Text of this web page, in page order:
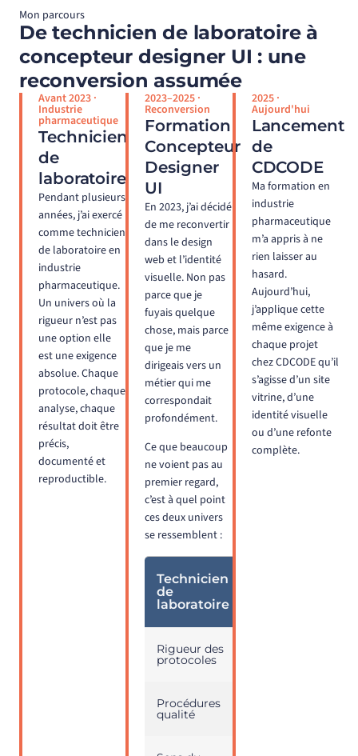
Mon parcours
De technicien de laboratoire à
concepteur designer UI : une
reconversion assumée
Avant 2023 ·
Industrie
pharmaceutique
Technicien
de
laboratoire
Pendant plusieurs
années, j’ai exercé
comme technicien
de laboratoire en
industrie
pharmaceutique.
Un univers où la
rigueur n’est pas
une option elle
est une exigence
absolue. Chaque
protocole, chaque
analyse, chaque
résultat doit être
précis,
documenté et
reproductible.
2023–2025 ·
Reconversion
Formation
Concepteur
Designer
UI
En 2023, j’ai décidé
de me reconvertir
dans le design
web et l’identité
visuelle. Non pas
parce que je
fuyais quelque
chose, mais parce
que je me
dirigeais vers un
métier qui me
correspondait
profondément.
Ce que beaucoup
ne voient pas au
premier regard,
c’est à quel point
ces deux univers
se ressemblent :
Technicien
de
laboratoire
Rigueur des
protocoles
Procédures
qualité
2025 ·
Aujourd'hui
Lancement
de
CDCODE
Ma formation en
industrie
pharmaceutique
m’a appris à ne
rien laisser au
hasard.
Aujourd’hui,
j’applique cette
même exigence à
chaque projet
chez CDCODE qu’il
s’agisse d’un site
vitrine, d’une
identité visuelle
ou d’une refonte
complète.